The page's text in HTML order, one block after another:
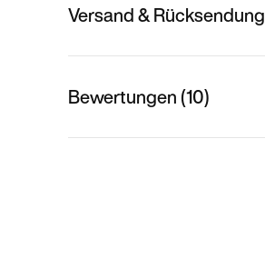
Versand & Rücksendung
Bewertungen (10)